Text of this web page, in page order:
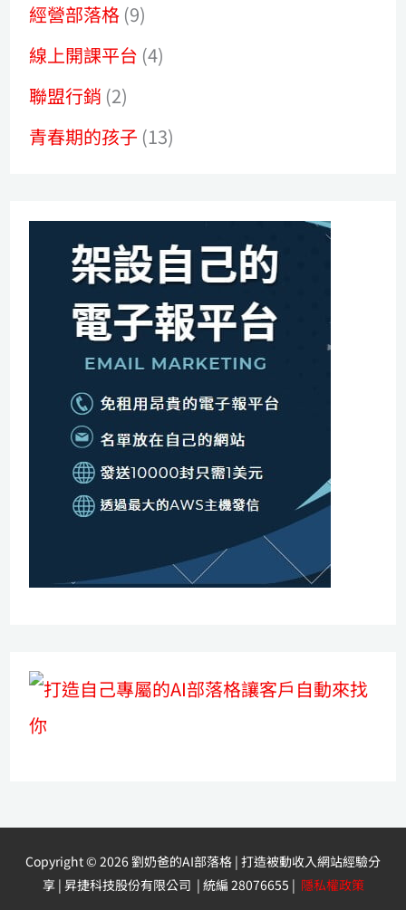
經營部落格 (9)
線上開課平台 (4)
聯盟行銷 (2)
青春期的孩子 (13)
Copyright © 2026 劉奶爸的AI部落格 | 打造被動收入網站經驗分
享 | 昇捷科技股份有限公司 | 統編 28076655 | 隱私權政策